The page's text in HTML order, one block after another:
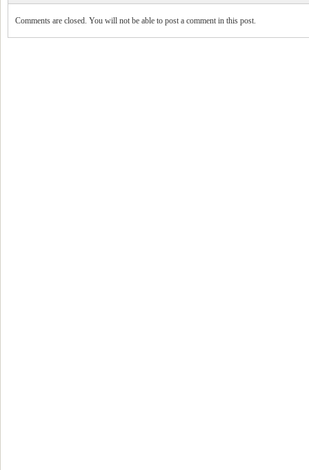
Comments are closed. You will not be able to post a comment in this post.